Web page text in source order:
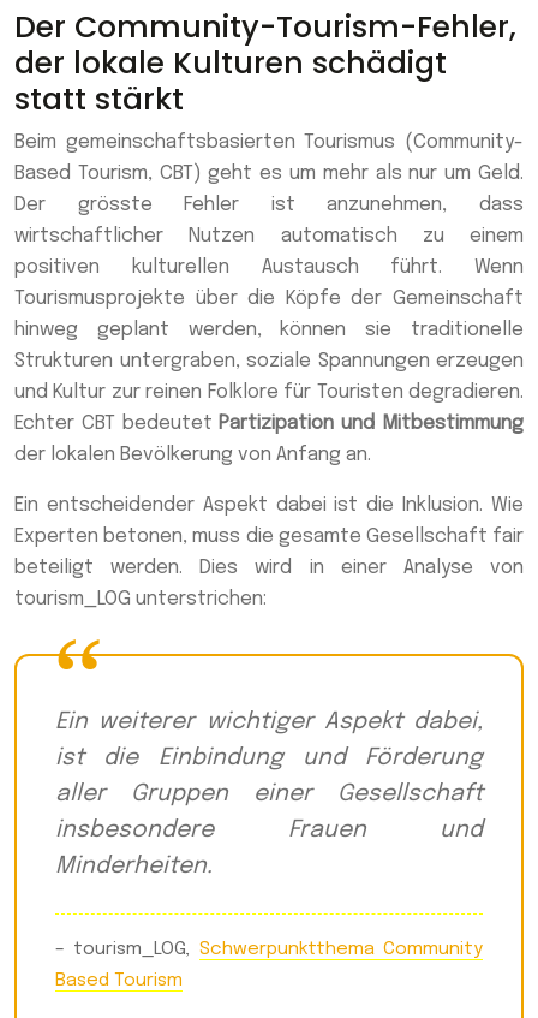
Der Community-Tourism-Fehler,
der lokale Kulturen schädigt
statt stärkt
Beim gemeinschaftsbasierten Tourismus (Community-
Based Tourism, CBT) geht es um mehr als nur um Geld.
Der grösste Fehler ist anzunehmen, dass
wirtschaftlicher Nutzen automatisch zu einem
positiven kulturellen Austausch führt. Wenn
Tourismusprojekte über die Köpfe der Gemeinschaft
hinweg geplant werden, können sie traditionelle
Strukturen untergraben, soziale Spannungen erzeugen
und Kultur zur reinen Folklore für Touristen degradieren.
Echter CBT bedeutet Partizipation und Mitbestimmung
der lokalen Bevölkerung von Anfang an.
Ein entscheidender Aspekt dabei ist die Inklusion. Wie
Experten betonen, muss die gesamte Gesellschaft fair
beteiligt werden. Dies wird in einer Analyse von
tourism_LOG unterstrichen:
Ein weiterer wichtiger Aspekt dabei,
ist die Einbindung und Förderung
aller Gruppen einer Gesellschaft
insbesondere Frauen und
Minderheiten.
– tourism_LOG, Schwerpunktthema Community
Based Tourism